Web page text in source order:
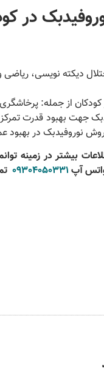
در
دیکته نویسی،
کودکان از جمله:
جهت بهبود قدرت
نوروفیدبک در بهبود
بیشتردر زمینه
09304050331